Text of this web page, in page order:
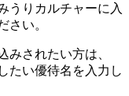
うりカルチャーに入
さい。
されたい方は、
たい優待名を入力し